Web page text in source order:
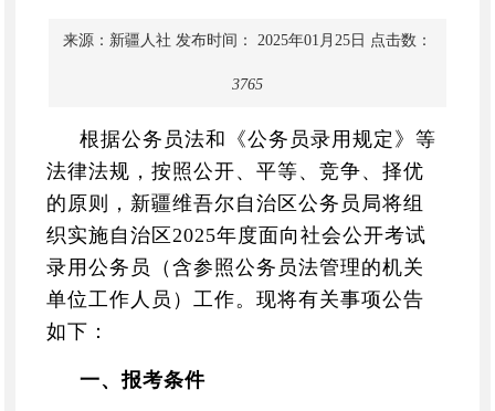
来源：新疆人社 发布时间： 2025年01月25日 点击数：
3765
根据公务员法和《公务员录用规定》等
法律法规，按照公开、平等、竞争、择优
的原则，新疆维吾尔自治区公务员局将组
织实施自治区2025年度面向社会公开考试
录用公务员（含参照公务员法管理的机关
单位工作人员）工作。现将有关事项公告
如下：
一、报考条件